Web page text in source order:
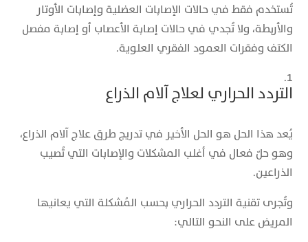
تُستخدم فقط في حالات الإصابات العضلية وإصابات الأوتار
والأربطة، ولا تُجدي في حالات إصابة الأعصاب أو إصابة مفصل
الكتف وفقرات العمود الفقري العلوية.
التردد الحراري لعلاج آلام الذراع
يُعد هذا الحل هو الحل الأخير في تدريج طرق علاج آلام الذراع،
وهو حلّ فعال في أغلب المشكلات والإصابات التي تُصيب
الذراعين.
وتُجرى تقنية التردد الحراري بحسب المُشكلة التي يعانيها
المريض على النحو التالي: